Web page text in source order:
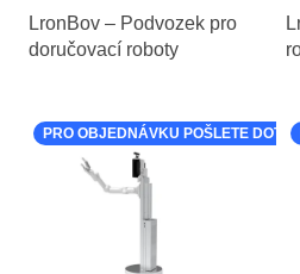
LronBov – Podvozek pro
doručovací roboty
PRO OBJEDNÁVKU POŠLETE DOTAZ